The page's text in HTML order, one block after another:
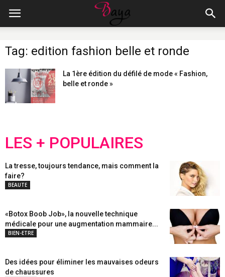
Tag: edition fashion belle et ronde
La 1ère édition du défilé de mode « Fashion,
belle et ronde »
LES + POPULAIRES
La tresse, toujours tendance, mais comment la
faire?
BEAUTE
«Botox Boob Job», la nouvelle technique
médicale pour une augmentation mammaire...
BIEN-ETRE
Des idées pour éliminer les mauvaises odeurs
de chaussures